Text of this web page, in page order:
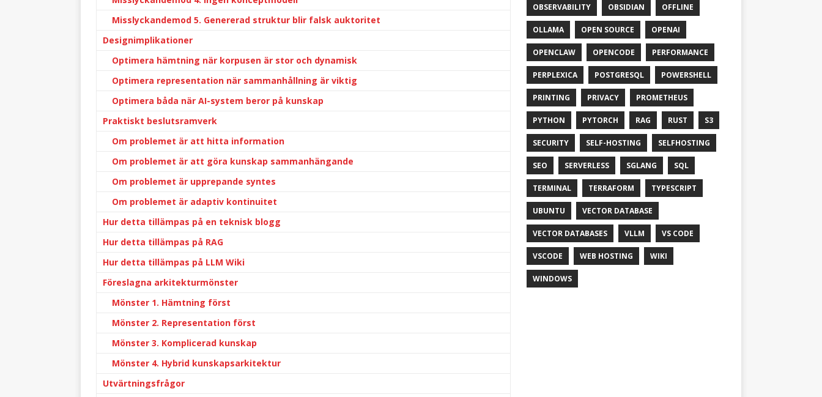
Misslyckandemod 5. Genererad struktur blir falsk auktoritet
Designimplikationer
Optimera hämtning när korpusen är stor och dynamisk
Optimera representation när sammanhållning är viktig
Optimera båda när AI-system beror på kunskap
Praktiskt beslutsramverk
Om problemet är att hitta information
Om problemet är att göra kunskap sammanhängande
Om problemet är upprepande syntes
Om problemet är adaptiv kontinuitet
Hur detta tillämpas på en teknisk blogg
Hur detta tillämpas på RAG
Hur detta tillämpas på LLM Wiki
Föreslagna arkitekturmönster
Mönster 1. Hämtning först
Mönster 2. Representation först
Mönster 3. Komplicerad kunskap
Mönster 4. Hybrid kunskapsarkitektur
Utvärtningsfrågor
OBSERVABILITY OBSIDIAN OFFLINE
OLLAMA OPEN SOURCE OPENAI
OPENCLAW OPENCODE PERFORMANCE
PERPLEXICA POSTGRESQL POWERSHELL
PRINTING PRIVACY PROMETHEUS
PYTHON PYTORCH RAG RUST S3
SECURITY SELF-HOSTING SELFHOSTING
SEO SERVERLESS SGLANG SQL
TERMINAL TERRAFORM TYPESCRIPT
UBUNTU VECTOR DATABASE
VECTOR DATABASES VLLM VS CODE
VSCODE WEB HOSTING WIKI
WINDOWS